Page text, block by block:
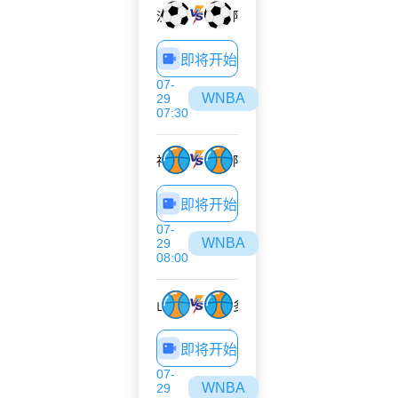
沙姆洛克
即将开始
07-
29
07:30
WNBA
神秘人
即将开始
07-
29
08:00
WNBA
山猫
即将开始
07-
29
WNBA